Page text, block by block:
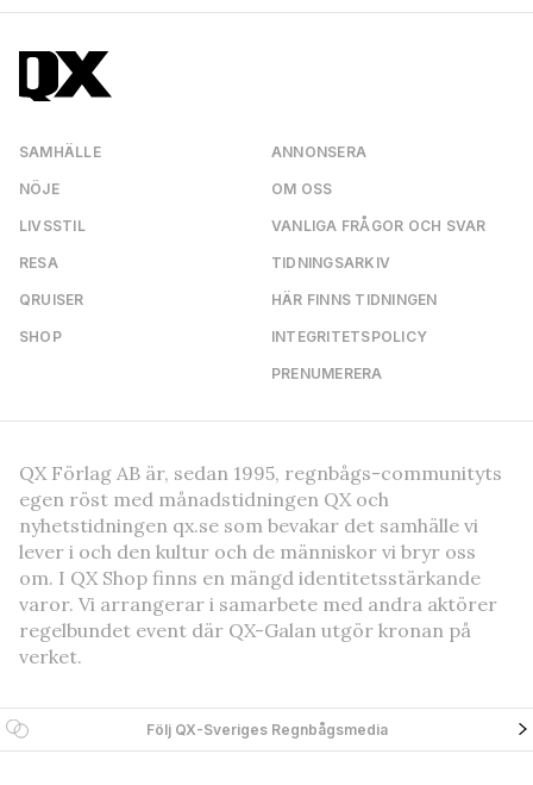
SAMHÄLLE
NÖJE
LIVSSTIL
RESA
QRUISER
SHOP
ANNONSERA
OM OSS
VANLIGA FRÅGOR OCH SVAR
TIDNINGSARKIV
HÄR FINNS TIDNINGEN
INTEGRITETSPOLICY
PRENUMERERA
QX Förlag AB är, sedan 1995, regnbågs-communityts
egen röst med månadstidningen QX och
nyhetstidningen qx.se som bevakar det samhälle vi
lever i och den kultur och de människor vi bryr oss
om. I QX Shop finns en mängd identitetsstärkande
varor. Vi arrangerar i samarbete med andra aktörer
regelbundet event där QX-Galan utgör kronan på
verket.
Följ QX-Sveriges Regnbågsmedia